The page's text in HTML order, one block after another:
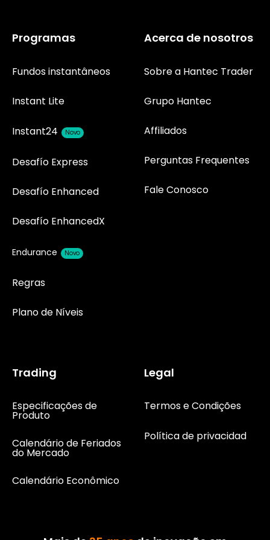
Programas
Fundos instantâneos
Instant Lite
Instant24 Novo
Desafío Express
Desafío Enhanced
Desafío EnhancedX
Endurance Novo
Regras
Plano de Níveis
Acerca de nosotros
Sobre a Hantec Trader
Grupo Hantec
Affiliados
Perguntas Frequentes
Fale Conosco
Trading
Especificações de
Produto
Calendário de Feriados
do Mercado
Calendário Econômico
Legal
Termos e Condições
Política de privacidad